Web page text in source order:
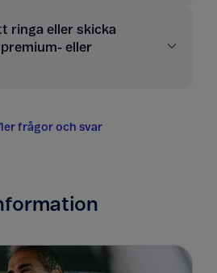
ringa eller skicka
eller
frågor och svar